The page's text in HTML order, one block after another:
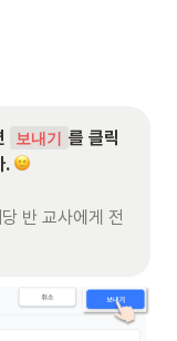
보내기
를 클릭
.
반 교사에게 전